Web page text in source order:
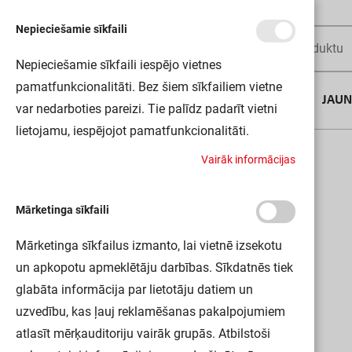
LN INDV D 1500 48W/940 LEDV
Nepieciešamie sīkfaili
Nepieciešamie sīkfaili iespējo vietnes
pamatfunkcionalitāti. Bez šiem sīkfailiem vietne
var nedarboties pareizi. Tie palīdz padarīt vietni
lietojamu, iespējojot pamatfunkcionalitāti.
Vairāk informācijas
Mārketinga sīkfaili
Mārketinga sīkfailus izmanto, lai vietnē izsekotu
un apkopotu apmeklētāju darbības. Sīkdatnēs tiek
glabāta informācija par lietotāju datiem un
uzvedību, kas ļauj reklamēšanas pakalpojumiem
atlasīt mērķauditoriju vairāk grupās. Atbilstoši